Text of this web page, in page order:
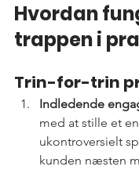
Hvordan
trappen i
Trin-for-trin
Indledende
med at stille et
ukontroversielt
kunden næsten